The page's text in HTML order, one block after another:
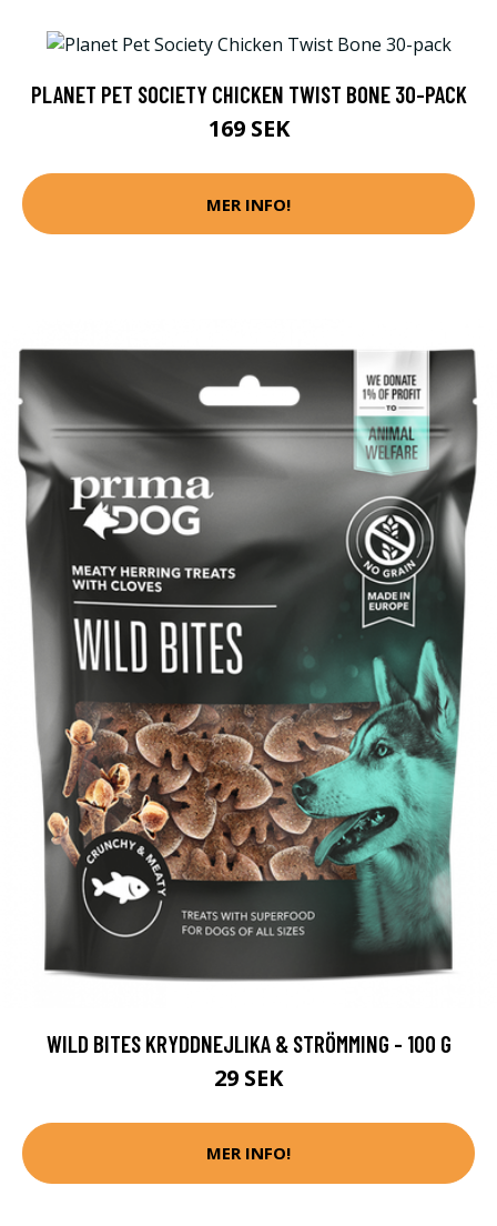
PLANET PET SOCIETY CHICKEN TWIST BONE 30-PACK
169 SEK
MER INFO!
WILD BITES KRYDDNEJLIKA & STRÖMMING - 100 G
29 SEK
MER INFO!